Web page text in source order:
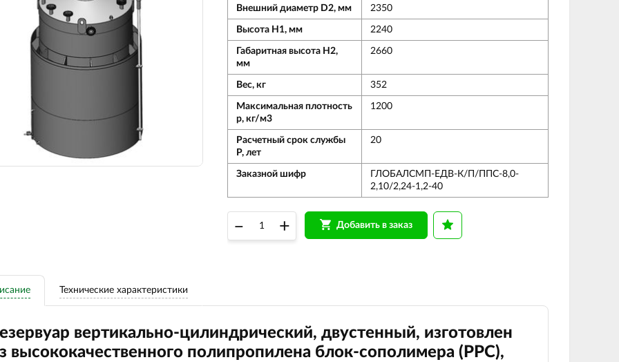
Внешний диаметр D2, мм 2350
Высота Н1, мм 2240
Габаритная высота Н2,
мм
2660
Вес, кг 352
Максимальная плотность
р, кг/м3
1200
Расчетный срок службы
Р, лет
20
Заказной шифр
ГЛОБАЛСМП-ЕДВ-К/П/ППС-8,0-
2,10/2,24-1,2-40
– + Добавить в заказ
Технические характеристики
вертикально-цилиндрический, двустенный, изготовлен
высококачественного полипропилена блок-сополимера ( PPC),